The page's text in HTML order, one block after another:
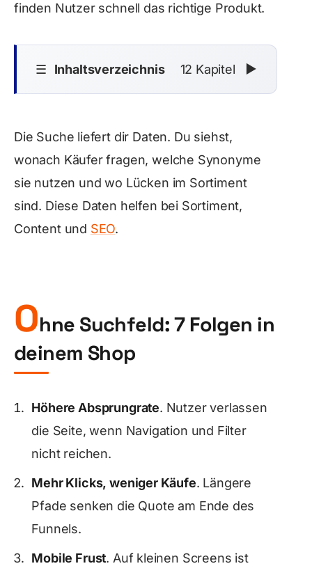
finden Nutzer schnell das richtige Produkt.
☰ Inhaltsverzeichnis 12 Kapitel ▼
Die Suche liefert dir Daten. Du siehst,
wonach Käufer fragen, welche Synonyme
sie nutzen und wo Lücken im Sortiment
sind. Diese Daten helfen bei Sortiment,
Content und SEO.
Ohne Suchfeld: 7 Folgen in
deinem Shop
Höhere Absprungrate. Nutzer verlassen
die Seite, wenn Navigation und Filter
nicht reichen.
Mehr Klicks, weniger Käufe. Längere
Pfade senken die Quote am Ende des
Funnels.
Mobile Frust. Auf kleinen Screens ist